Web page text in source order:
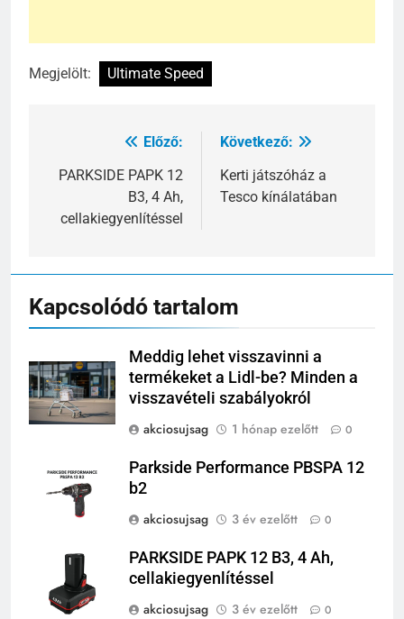
Megjelölt: Ultimate Speed
Bejegyzés
navigáció
Előző:
PARKSIDE PAPK 12
B3, 4 Ah,
cellakiegyenlítéssel
Következő:
Kerti játszóház a
Tesco kínálatában
Kapcsolódó tartalom
Meddig lehet visszavinni a
termékeket a Lidl-be? Minden a
visszavételi szabályokról
akciosujsag
1 hónap ezelőtt 0
Parkside Performance PBSPA 12
b2
akciosujsag
3 év ezelőtt 0
PARKSIDE PAPK 12 B3, 4 Ah,
cellakiegyenlítéssel
akciosujsag
3 év ezelőtt 0